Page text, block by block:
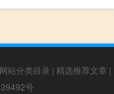
网站分类目录 | 精选推荐文章 |
号